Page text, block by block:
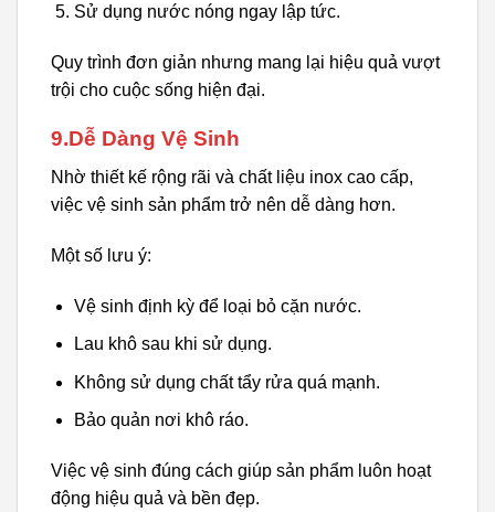
Sử dụng nước nóng ngay lập tức.
Quy trình đơn giản nhưng mang lại hiệu quả vượt
trội cho cuộc sống hiện đại.
9.Dễ Dàng Vệ Sinh
Nhờ thiết kế rộng rãi và chất liệu inox cao cấp,
việc vệ sinh sản phẩm trở nên dễ dàng hơn.
Một số lưu ý:
Vệ sinh định kỳ để loại bỏ cặn nước.
Lau khô sau khi sử dụng.
Không sử dụng chất tẩy rửa quá mạnh.
Bảo quản nơi khô ráo.
Việc vệ sinh đúng cách giúp sản phẩm luôn hoạt
động hiệu quả và bền đẹp.